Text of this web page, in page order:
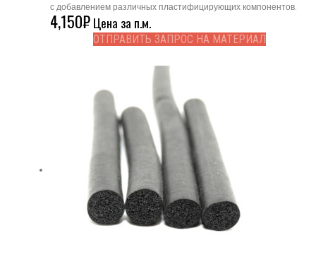
с добавлением различных пластифицирующих компонентов.
4,150₽Цена за п.м.
ОТПРАВИТЬ ЗАПРОС НА МАТЕРИАЛ